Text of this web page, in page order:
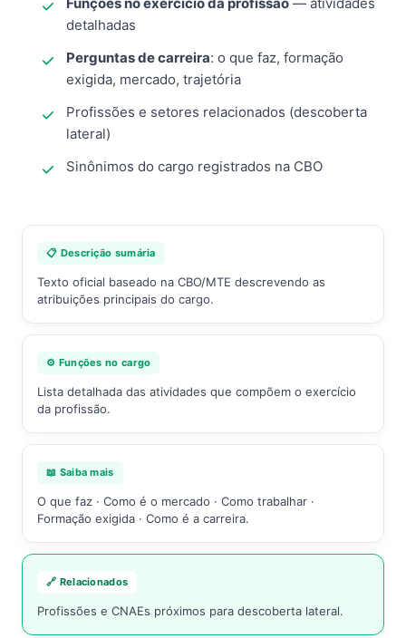
detalhadas
Perguntas de carreira: o que faz, formação
exigida, mercado, trajetória
Profissões e setores relacionados (descoberta
lateral)
Sinônimos do cargo registrados na CBO
📋 Descrição sumária
Texto oficial baseado na CBO/MTE descrevendo as
atribuições principais do cargo.
⚙️ Funções no cargo
Lista detalhada das atividades que compõem o exercício
da profissão.
📖 Saiba mais
O que faz · Como é o mercado · Como trabalhar ·
Formação exigida · Como é a carreira.
🔗 Relacionados
Profissões e CNAEs próximos para descoberta lateral.